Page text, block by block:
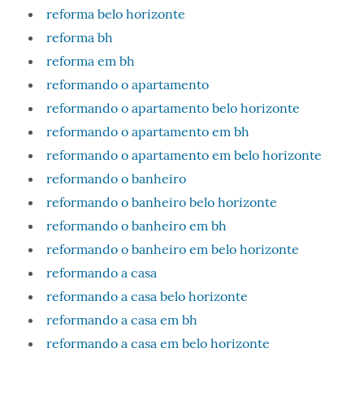
reforma belo horizonte
reforma bh
reforma em bh
reformando o apartamento
reformando o apartamento belo horizonte
reformando o apartamento em bh
reformando o apartamento em belo horizonte
reformando o banheiro
reformando o banheiro belo horizonte
reformando o banheiro em bh
reformando o banheiro em belo horizonte
reformando a casa
reformando a casa belo horizonte
reformando a casa em bh
reformando a casa em belo horizonte